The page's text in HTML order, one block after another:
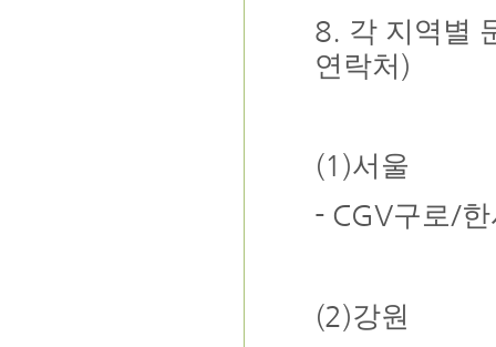
8. 각 지역별
연락처 )
(1)서울
- CGV구로/
(2)강원